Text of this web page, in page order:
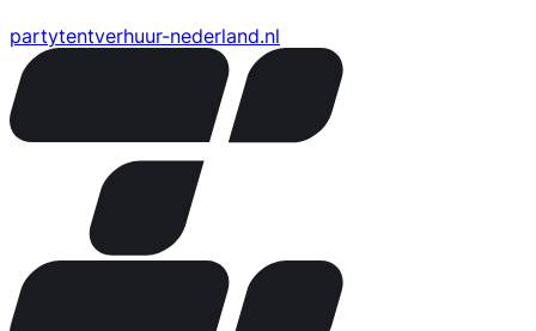
partytentverhuur-nederland.nl